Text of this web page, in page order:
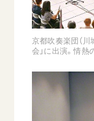
京都吹奏楽団（川
会」に出演。情熱